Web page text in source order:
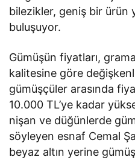
bilezikler, geniş bir ürün
buluşuyor.
Gümüşün fiyatları,
kalitesine göre
gümüşçüler arasında
10.000 TL’ye kadar
nişan ve düğünlerde
söyleyen esnaf Cemal
beyaz altın yerine